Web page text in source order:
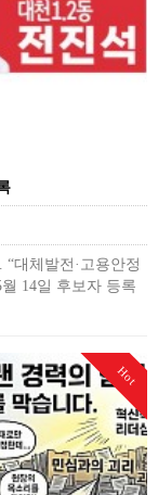
대체발전·고용안정
14일 후보자 등록
Hot